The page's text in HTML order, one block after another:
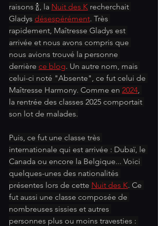
raisons 🍾, la Nuit des K recherchait
Gladys désespérément. Très
rapidement, Maîtresse Gladys est
arrivée et nous avons compris que
nous avions trouvé la personne
derrière ce blog. Un autre nom, mais
celui-ci noté "Absente", ce fut celui de
Maîtresse Harmony. Comme en 2024
la rentrée des classes 2025 comportait
son lot de malades.
Puis, ce fut une classe très
internationale qui est arrivée : Dubaï, le
Canada ou encore la Belgique... Voici
quelques-unes des nationalités
présentes lors de cette Nuit des K. Ce
fut aussi une classe composée de
nombreuses sissies et autres
personnes plus ou moins travesties :